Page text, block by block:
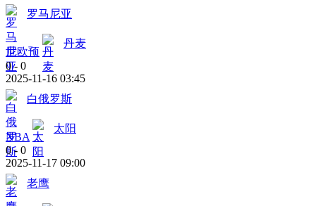
罗马尼亚
世欧预
丹麦
0 - 0
2025-11-16 03:45
白俄罗斯
NBA
太阳
0 - 0
2025-11-17 09:00
老鹰